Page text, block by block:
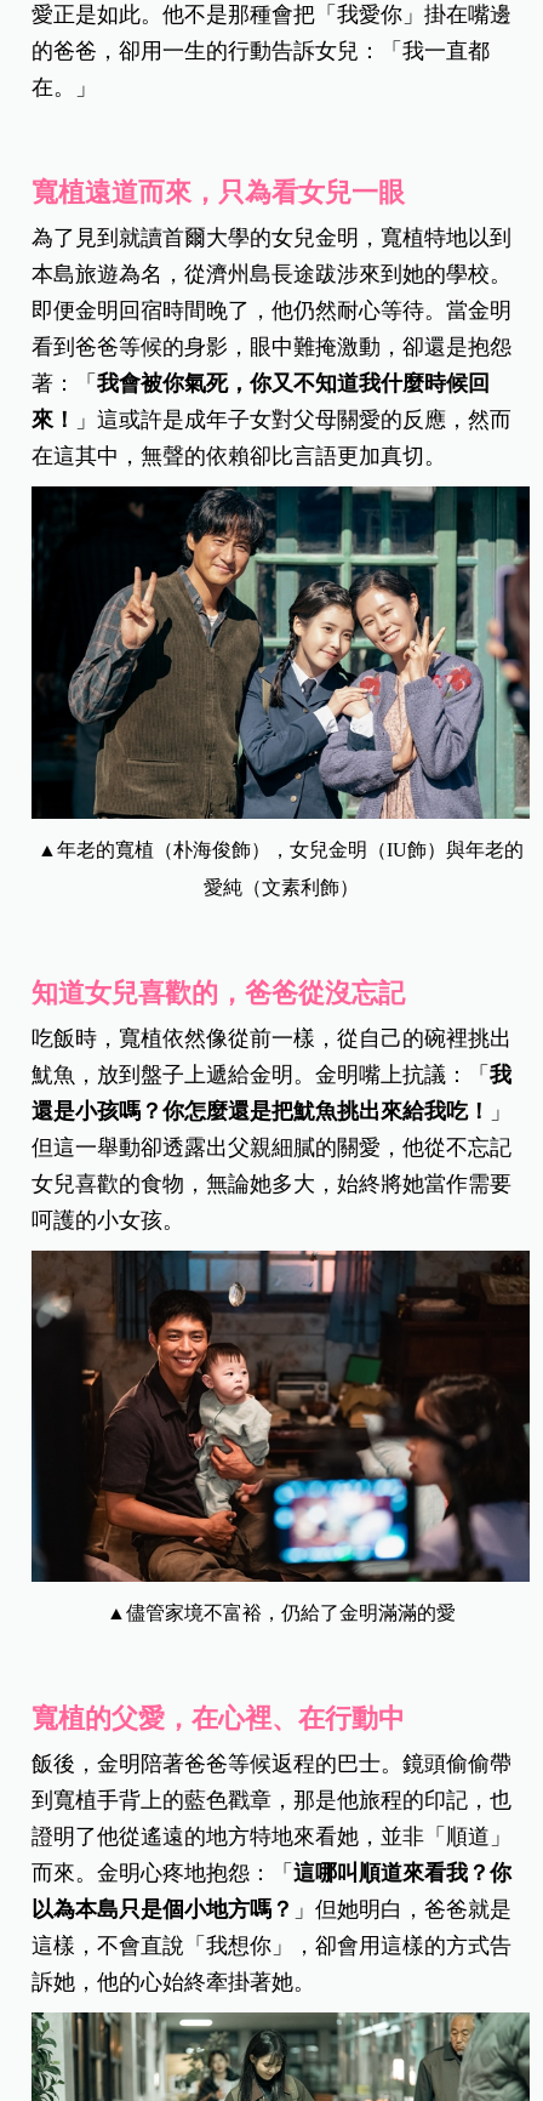
愛正是如此。他不是那種會把「我愛你」掛在嘴邊
的爸爸，卻用一生的行動告訴女兒：「我一直都
在。」
寬植遠道而來，只為看女兒一眼
為了見到就讀首爾大學的女兒金明，寬植特地以到
本島旅遊為名，從濟州島長途跋涉來到她的學校。
即便金明回宿時間晚了，他仍然耐心等待。當金明
看到爸爸等候的身影，眼中難掩激動，卻還是抱怨
著：「我會被你氣死，你又不知道我什麼時候回
來！
」這或許是成年子女對父母關愛的反應，然而
在這其中，無聲的依賴卻比言語更加真切。
▲年老的寬植（朴海俊飾），女兒金明（IU飾）與年老的
愛純（文素利飾）
知道女兒喜歡的，爸爸從沒忘記
吃飯時，寬植依然像從前一樣，從自己的碗裡挑出
魷魚，放到盤子上遞給金明。金明嘴上抗議：「我
還是小孩嗎？你怎麼還是把魷魚挑出來給我吃！
」
但這一舉動卻透露出父親細膩的關愛，他從不忘記
女兒喜歡的食物，無論她多大，始終將她當作需要
呵護的小女孩。
▲儘管家境不富裕，仍給了金明滿滿的愛
寬植的父愛，在心裡、在行動中
飯後，金明陪著爸爸等候返程的巴士。鏡頭偷偷帶
到寬植手背上的藍色戳章，那是他旅程的印記，也
證明了他從遙遠的地方特地來看她，並非「順道」
而來。金明心疼地抱怨：「這哪叫順道來看我？你
以為本島只是個小地方嗎？ 」但她明白，爸爸就是
這樣，不會直說「我想你」，卻會用這樣的方式告
訴她，他的心始終牽掛著她。